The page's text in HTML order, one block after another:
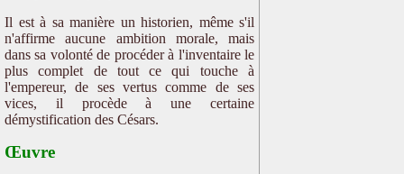
Il est à sa manière un historien, même s'il
n'affirme aucune ambition morale, mais
dans sa volonté de procéder à l'inventaire le
plus complet de tout ce qui touche à
l'empereur, de ses vertus comme de ses
vices, il procède à une certaine
démystification des Césars.
Œuvre